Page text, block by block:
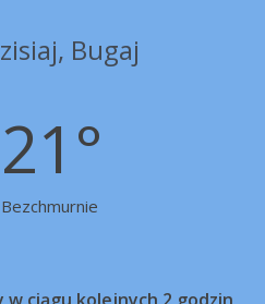
Bugaj
21°
Bezchmurnie